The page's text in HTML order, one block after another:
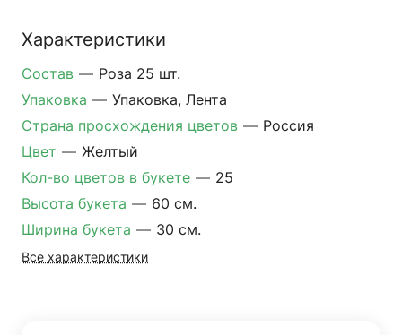
Характеристики
Состав — Роза 25 шт.
Упаковка — Упаковка, Лента
Страна просхождения цветов — Россия
Цвет — Желтый
Кол-во цветов в букете — 25
Высота букета — 60 см.
Ширина букета — 30 см.
Все характеристики